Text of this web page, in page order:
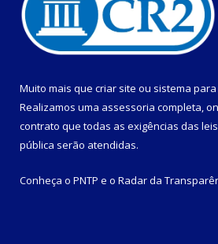
Muito mais que criar site ou sistema
Realizamos uma assessoria completa,
contrato que todas as exigências das
pública serão atendidas.
Conheça o PNTP e o Radar da